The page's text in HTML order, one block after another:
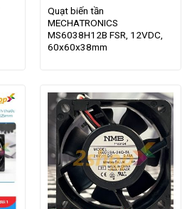
Quạt biến tần
MECHATRONICS
MS6038H12B FSR, 12VDC,
60x60x38mm